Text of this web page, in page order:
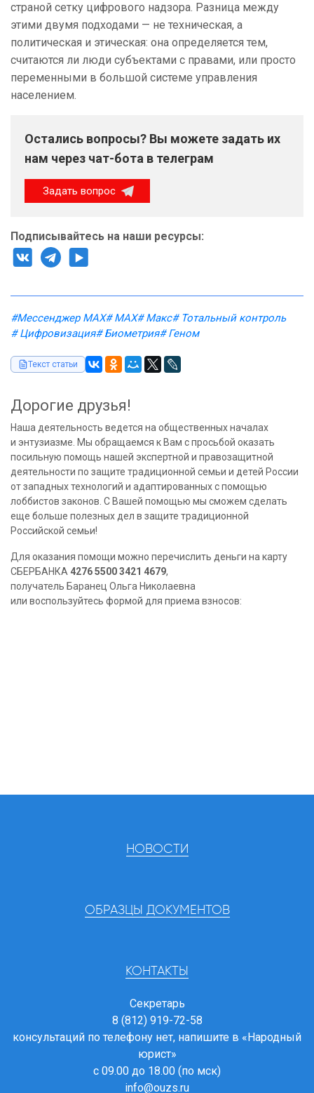
страной сетку цифрового надзора. Разница между
этими двумя подходами — не техническая, а
политическая и этическая: она определяется тем,
считаются ли люди субъектами с правами, или просто
переменными в большой системе управления
населением.
Остались вопросы? Вы можете задать их
нам через чат-бота в телеграм
Задать вопрос
Подписывайтесь на наши ресурсы:
#Мессенджер MAX# MAX# Макс# Тотальный контроль
# Цифровизация# Биометрия# Геном
Текст статьи
Дорогие друзья!
Наша деятельность ведется на общественных началах
и энтузиазме. Мы обращаемся к Вам с просьбой оказать
посильную помощь нашей экспертной и правозащитной
деятельности по защите традиционной семьи и детей России
от западных технологий и адаптированных с помощью
лоббистов законов. С Вашей помощью мы сможем сделать
еще больше полезных дел в защите традиционной
Российской семьи!
Для оказания помощи можно перечислить деньги на карту
СБЕРБАНКА 4276 5500 3421 4679,
получатель Баранец Ольга Николаевна
или воспользуйтесь формой для приема взносов:
НОВОСТИ
ОБРАЗЦЫ ДОКУМЕНТОВ
КОНТАКТЫ
Секретарь
8 (812) 919-72-58
консультаций по телефону нет, напишите в «Народный
юрист»
с 09.00 до 18.00 (по мск)
info@ouzs.ru